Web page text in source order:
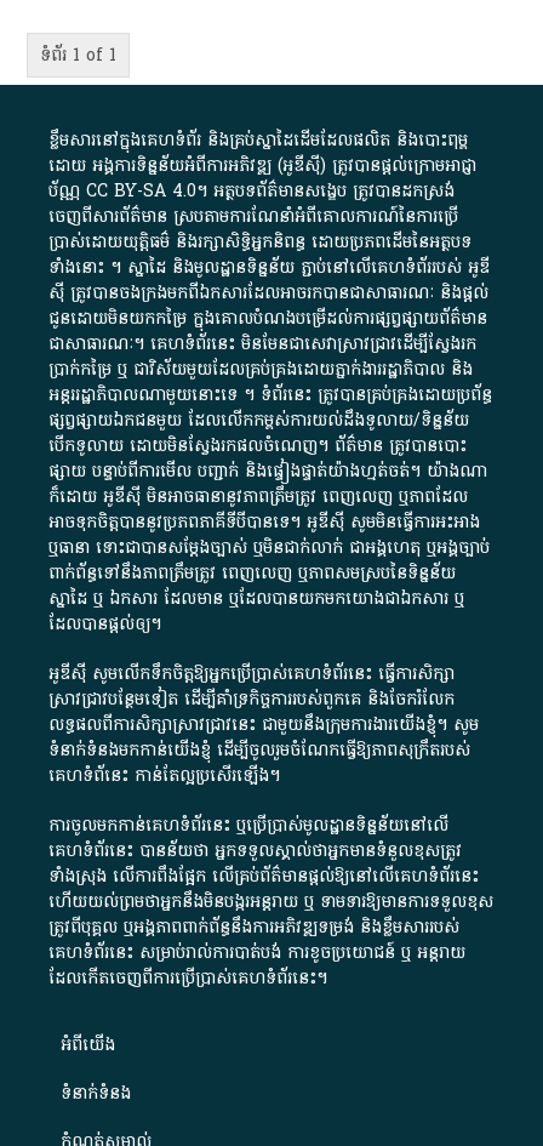
ទំព័រ 1 of 1
ខ្លឹមសារ​នៅ​ក្នុង​គេហទំព័រ និង​គ្រប់​ស្នា​ដៃ​ដើម​ដែល​ផលិត​ និង​បោះពុម្ព​
ដោយ​ អង្គការ​ទិន្នន័យ​អំពី​ការអភិវឌ្ឍ​​ (អូ​ឌី​ស៊ី)​ ត្រូវ​បាន​ផ្តល់​ក្រោម​អាជ្ញា
ប័ណ្ណ​CC BY-SA 4.0។​ អត្ថបទ​ព័ត៌មាន​សង្ខេប​ ត្រូវ​បាន​ដកស្រង់​
ចេញពី​សារព័ត៌មាន ស្របតាមការ​ណែនាំ​អំពី​គោលការណ៍​នៃ​ការ​ប្រើ
ប្រាស់​ដោយ​យុត្តិធម៌​ និង​រក្សាសិទ្ធិអ្នកនិពន្ធ ដោយ​ប្រភពដើម​នៃ​​អត្ថបទ
ទាំង​នោះ​ ។​ ស្នាដៃ​ និង​មូលដ្ឋាន​ទិន្នន័យ ​ភ្ជាប់​នៅ​លើ​គេហទំព័រ​របស់​ អូ​ឌី​
ស៊ី​ ត្រូវ​បាន​ចងក្រង​មក​ពី​ឯកសារ​ដែល​អាច​រក​បានជា​សាធារណៈ​ និង​ផ្តល់​
ជូន​ដោយ​មិន​យក​កម្រៃ​ ក្នុង​គោលបំណង​បម្រើ​ដល់ការ​ផ្សព្វផ្សាយ​ព័ត៌មាន​
ជា​សាធារណៈ​។​ គេហទំព័រ​នេះ​ មិនមែន​ជា​សេវា​ស្រាវជ្រាវ​ដើម្បី​ស្វែងរក
ប្រាក់​កម្រៃ​ ឬ​ ជា​វិស័យ​មួយ​ដែល​គ្រប់គ្រង​ដោយ​ភ្នាក់ងារ​រដ្ឋាភិបាល​ និង ​
អន្តររដ្ឋាភិបាល​ណាមួយ​នោះ​ទេ ​។​ ទំព័រ​នេះ​ ត្រូវ​បាន​គ្រប់គ្រង​ដោយ​ប្រព័ន្ធ​
ផ្សព្វផ្សាយ​ឯកជន​មួយ​ ដែល​លើកកម្ពស់​ការ​យល់​ដឹង​ទូលាយ​/​ទិន្នន័យ​
បើក​ទូលាយ​ ដោយ​មិនស្វែង​រក​ផល​ចំណេញ​។​ ព័ត៌មាន​ ត្រូវ​បាន​បោះ
ផ្សាយ​ បន្ទាប់​ពី​ការ​មើល​ បញ្ជាក់​ និង​ផ្ទៀងផ្ទាត់​យ៉ាង​ហ្មត់ចត់​។​ យ៉ាងណា​
ក៏​ដោយ​ អូ​ឌី​ស៊ី​ មិន​អាច​ធានា​នូវ​ភាព​ត្រឹមត្រូវ​ ពេញលេញ​ ឬ​ភាព​ដែល​
អាច​ទុកចិត្ត​បាននូវ​ប្រភព​ភាគី​ទី​បី​បាន​ទេ​។​ អូ​ឌី​ស៊ី​ សូម​មិន​ធ្វើការ​អះអាង​
ឬ​ធានា​ ទោះជា​បាន​សម្តែង​ច្បាស់​ ឬ​មិន​ជាក់លាក់​ ជា​អង្គហេតុ​ ឬ​អង្គច្បាប់​
ពាក់ព័ន្ធ​ទៅ​នឹង​ភាព​ត្រឹមត្រូវ​ ពេញលេញ​ ឬ​ភាព​សម​ស្រប​នៃ​ទិន្នន័យ​
ស្នាដៃ​ ឬ​ ឯកសារ​ ដែល​មាន​ ឬ​ដែល​បាន​យក​មក​យោង​ជា​ឯកសារ​ ឬ​
ដែល​បាន​ផ្តល់​ឲ្យ​។
អូឌីស៊ី សូមលើកទឹកចិត្តឱ្យអ្នកប្រើប្រាស់គេហទំព័រនេះ ធ្វើការសិក្សា
ស្រាវជ្រាវបន្ថែមទៀត ដើម្បីគាំទ្រកិច្ចការ​របស់ពួកគេ និងចែករំលែក
លទ្ធផលពីការសិក្សាស្រាវជ្រាវនេះ ជាមួយនឹងក្រុមការងារយើងខ្ញុំ។ សូម
ទំនាក់ទំនងមកកាន់យើងខ្ញុំ ដើម្បីចូលរួមចំណែកធ្វើឱ្យភាពសុក្រឹតរបស់
គេហទំព័នេះ កាន់តែល្អប្រសើរឡើង។
ការចូលមកកាន់គេហទំព័រនេះ ឬប្រើប្រាស់មូលដ្ឋានទិន្នន័យនៅលើ
គេហទំព័រនេះ បានន័យថា អ្នកទទួលស្គាល់ថាអ្នកមានទំនួលខុសត្រូវ
ទាំងស្រុង លើការពឹងផ្អែក លើគ្រប់ព័ត៌មានផ្តល់ឱ្យនៅលើគេហទំព័រនេះ
ហើយយល់ព្រមថាអ្នកនឹងមិនបង្ករអន្តរាយ ឬ ទាមទារ​ឱ្យមានការទទួលខុស​
ត្រូវពីបុគ្គល ឬអង្គភាពពាក់ព័ន្ធនឹងការអភិវឌ្ឍទម្រង់ និងខ្លឹមសាររបស់
គេហទំព័រនេះ សម្រាប់រាល់ការបាត់បង់ ការខូចប្រយោជន៍ ឬ អន្តរាយ
ដែលកើតចេញពីការប្រើប្រាស់គេហទំព័រនេះ។
អំពី​យើង​
ទំនាក់ទំនង